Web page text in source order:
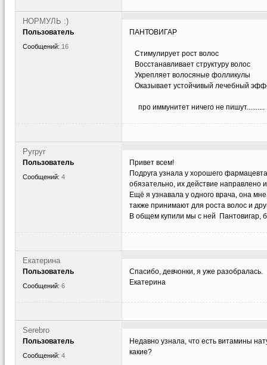
НОРМУЛЬ :)
Пользователь
Сообщений: 16
ПАНТОВИГАР
Стимулирует рост волос
Восстанавливает структуру волос
Укрепляет волосяные фолликулы
Оказывает устойчивый лечебный
про иммунитет ничего не пишут..........
Pyrpyr
Пользователь
Сообщений: 4
Привет всем!
Подруга узнала у хорошего
обязательно, их действие направлено
Ещё я узнавала у одного врача, она
также принимают для роста волос и
В общем купили мы с ней Пантовигар,
Екатерина
Пользователь
Сообщений: 6
Спасибо, девчонки, я уже разобралась.
Екатерина
Serebro
Пользователь
Сообщений: 4
Недавно узнала, что есть витамины
какие?